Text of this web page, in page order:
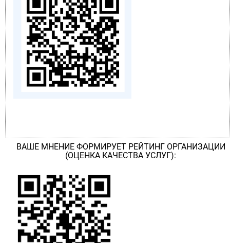
ВАШЕ МНЕНИЕ ФОРМИРУЕТ РЕЙТИНГ ОРГАНИЗАЦИИ
(ОЦЕНКА КАЧЕСТВА УСЛУГ):